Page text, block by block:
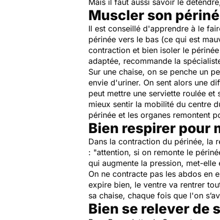
Mais il faut aussi savoir le
Muscler son
Il est conseillé d'apprendre à le
périnée vers le bas (ce qui est
contraction et bien isoler le
adaptée, recommande la
Sur une chaise, on se penche un
envie d'uriner. On sent alors une
peut mettre une serviette roulée et
mieux sentir la mobilité du centre
périnée et les organes remontent
Bien respirer pour
Dans la contraction du périnée, la
: "attention, si on remonte le
qui augmente la pression, met-elle
On ne contracte pas les abdos en
expire bien, le ventre va rentrer
sa chaise, chaque fois que l'on
Bien se relever de